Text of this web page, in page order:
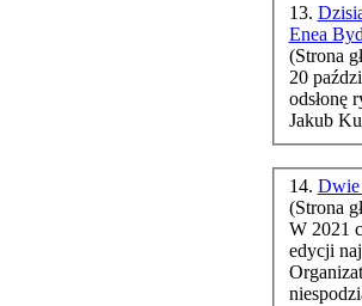
13.
Enea
(Strona
20
odsłonę
Jakub
14. Dwie
(Strona
W 2021
edycji